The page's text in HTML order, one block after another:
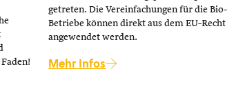
getreten. Die Vereinfachungen für die Bio-
Betriebe können direkt aus dem EU-Recht
angewendet werden.
Mehr Infos